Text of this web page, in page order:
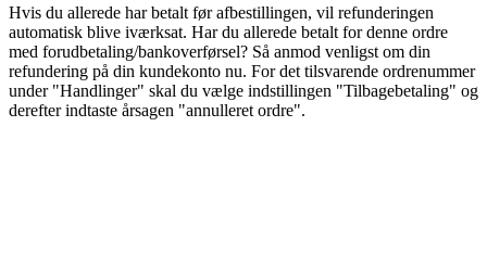
Hvis du allerede har betalt før afbestillingen, vil refunderingen
automatisk blive iværksat. Har du allerede betalt for denne ordre
med forudbetaling/bankoverførsel? Så anmod venligst om din
refundering på din kundekonto nu. For det tilsvarende ordrenummer
under "Handlinger" skal du vælge indstillingen "Tilbagebetaling" og
derefter indtaste årsagen "annulleret ordre".